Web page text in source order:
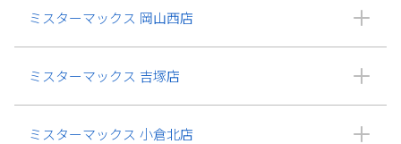
ミスターマックス 岡山西店
ミスターマックス 吉塚店
ミスターマックス 小倉北店